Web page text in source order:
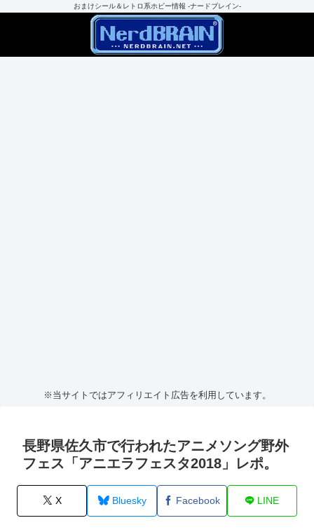
おまけシール＆レトロ系ホビー情報 -ナードブレイン-
※当サイトではアフィリエイト広告を利用しています。
長野県佐久市で行われたアニメソング野外
フェス「アニエラフェスタ2018」レポ。
X Bluesky Facebook LINE